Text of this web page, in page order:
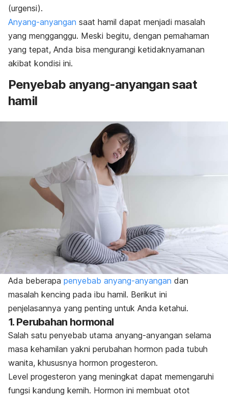
(urgensi).
Anyang-anyangan saat hamil dapat menjadi masalah
yang mengganggu. Meski begitu, dengan pemahaman
yang tepat, Anda bisa mengurangi ketidaknyamanan
akibat kondisi ini.
Penyebab anyang-anyangan saat
hamil
Ada beberapa penyebab anyang-anyangan dan
masalah kencing pada ibu hamil. Berikut ini
penjelasannya yang penting untuk Anda ketahui.
1. Perubahan hormonal
Salah satu penyebab utama anyang-anyangan selama
masa kehamilan yakni perubahan hormon pada tubuh
wanita, khususnya hormon progesteron.
Level progesteron yang meningkat dapat memengaruhi
fungsi kandung kemih. Hormon ini membuat otot